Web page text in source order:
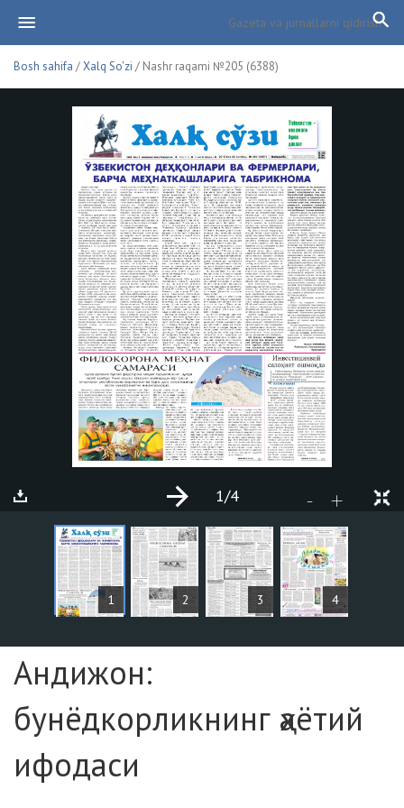
Bosh sahifa /Xalq So'zi / Nashr raqami №205 (6388)
1 2 3 4
- +
1/4
MAQOLALAR
Sahifa №1
Андижон:
бунёдкорликнинг ҳаётий
ифодаси